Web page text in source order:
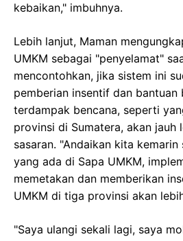
kebaikan," imbuhnya.
Lebih lanjut, Maman
UMKM sebagai "penyelamat"
mencontohkan, jika sistem ini
pemberian insentif dan bantuan
terdampak bencana, seperti
provinsi di Sumatera, akan jauh
sasaran. "Andaikan kita
yang ada di Sapa UMKM,
memetakan dan memberikan
UMKM di tiga provinsi akan
"Saya ulangi sekali lagi, saya